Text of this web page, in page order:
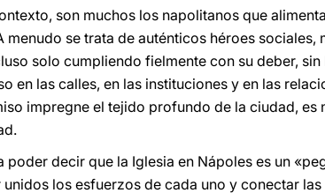
son muchos los napolitanos que
menudo se trata de auténticos héroes
solo cumpliendo fielmente con su deber,
en las calles, en las instituciones y en las
impregne el tejido profundo de la ciudad,
poder decir que la Iglesia en Nápoles es un
unidos los esfuerzos de cada uno y conectar